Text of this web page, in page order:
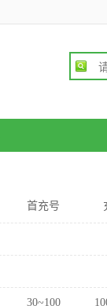
首充号
30~100